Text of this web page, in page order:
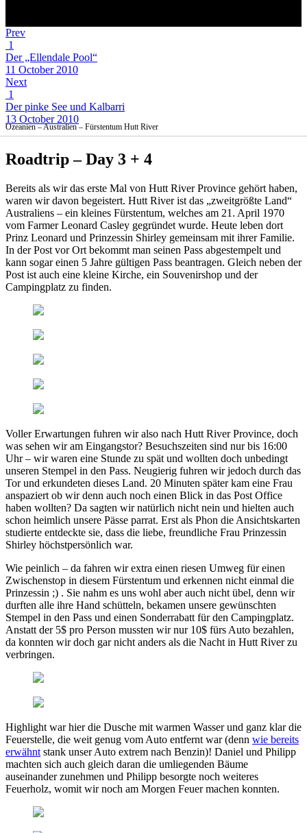
Prev
1
Der „Ellendale Pool“
11 October 2010
Next
1
Der pinke See und Kalbarri
13 October 2010
Ozeanien – Australien – Fürstentum Hutt River
Roadtrip – Day 3 + 4
Bereits als wir das erste Mal von Hutt River Province gehört haben,
waren wir davon begeistert. Hutt River ist das „zweitgrößte Land“
Australiens – ein kleines Fürstentum, welches am 21. April 1970
vom Farmer Leonard Casley gegründet wurde. Heute leben dort
Prinz Leonard und Prinzessin Shirley gemeinsam mit ihrer Familie.
In der Post vor Ort bekommt man seinen Pass abgestempelt und
kann sogar einen 5 Jahre gültigen Pass beantragen. Gleich neben der
Post ist auch eine kleine Kirche, ein Souvenirshop und der
Campingplatz zu finden.
Voller Erwartungen fuhren wir also nach Hutt River Province, doch
was sehen wir am Eingangstor? Besuchszeiten sind nur bis 16:00
Uhr – wir waren eine Stunde zu spät und wollten doch unbedingt
unseren Stempel in den Pass. Neugierig fuhren wir jedoch durch das
Tor und erkundeten dieses Land. 20 Minuten später kam eine Frau
anspaziert ob wir denn auch noch einen Blick in das Post Office
haben wollten? Da sagten wir natürlich nicht nein und hielten auch
schon heimlich unsere Pässe parrat. Erst als Phon die Ansichtskarten
studierte entdeckte sie, dass die liebe, freundliche Frau Prinzessin
Shirley höchstpersönlich war.
Wie peinlich – da fahren wir extra einen riesen Umweg für einen
Zwischenstop in diesem Fürstentum und erkennen nicht einmal die
Prinzessin ;) . Sie nahm es uns wohl aber auch nicht übel, denn wir
durften alle ihre Hand schütteln, bekamen unsere gewünschten
Stempel in den Pass und einen Sonderrabatt für den Campingplatz.
Anstatt der 5$ pro Person mussten wir nur 10$ fürs Auto bezahlen,
da konnten wir doch gar nicht anders als die Nacht in Hutt River zu
verbringen.
Highlight war hier die Dusche mit warmen Wasser und ganz klar die
Feuerstelle, die weit genug vom Auto entfernt war (denn wie bereits
erwähnt stank unser Auto extrem nach Benzin)! Daniel und Philipp
machten sich auch gleich daran die umliegenden Bäume
auseinander zunehmen und Philipp besorgte noch weiteres
Feuerholz, womit wir noch am Morgen Feuer machen konnten.